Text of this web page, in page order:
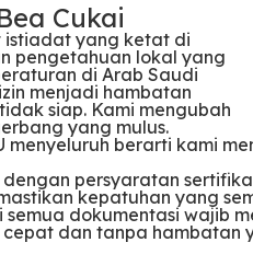
Cukai
istiadat yang ketat di
pengetahuan lokal yang
di Arab Saudi
menjadi hambatan
siap. Kami mengubah
yang mulus.
menyeluruh berarti kami
persyaratan
kepatuhan yang
dokumentasi wajib
cepat dan tanpa